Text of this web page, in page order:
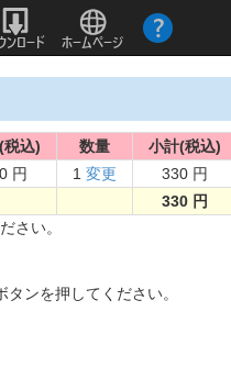
税込) 数量
小計(税込)
円 1 変更 330 円
330 円
さい。
ンを押してください。